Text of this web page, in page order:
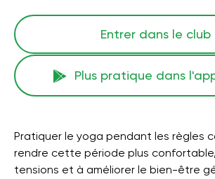
Entrer dans le club
Plus pratique dans
Pratiquer le yoga pendant les règles
rendre cette période plus
tensions et à améliorer le bien-être